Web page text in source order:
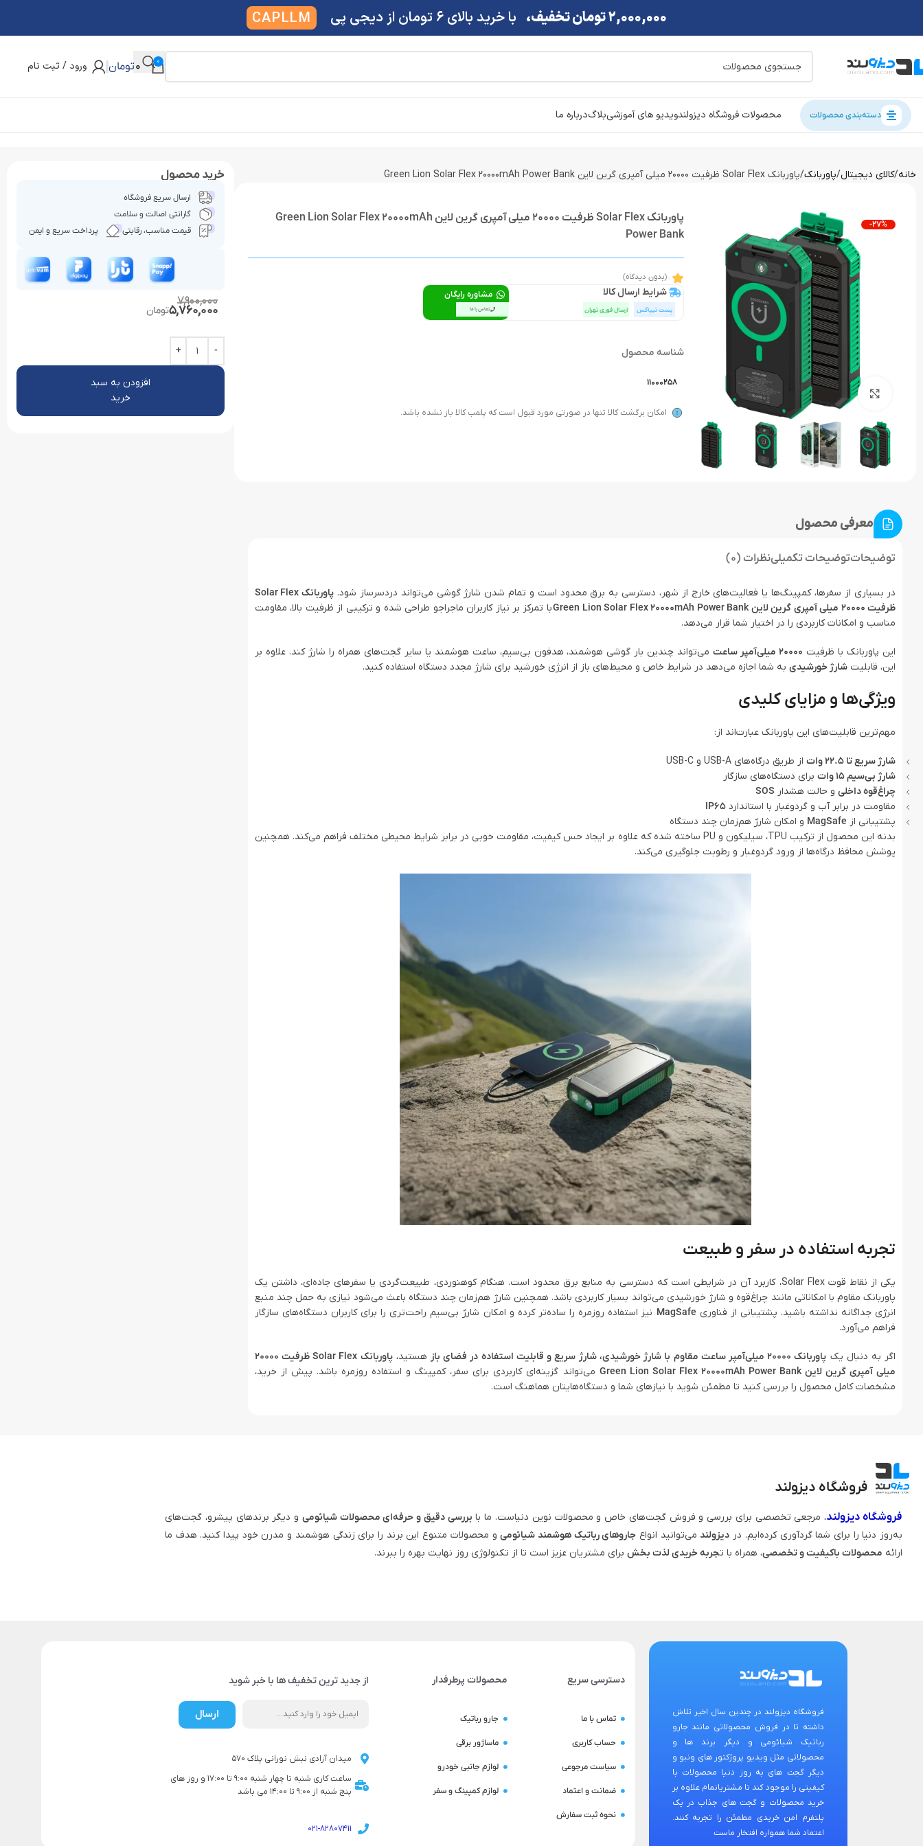
0
0تومان ورود / ثبت نام
دسته‌بندی محصولات محصولات فروشگاه دیزولندویدیو های آموزشیبلاگدرباره ما
خانه کالای دیجیتال پاوربانک پاوربانک Solar Flex ظرفیت 20000 میلی آمپری گرین لاین Green Lion Solar Flex 20000mAh Power Bank
-27%
بزرگنمایی تصویر
پاوربانک Solar Flex ظرفیت 20000 میلی آمپری گرین لاین Green Lion Solar Flex 20000mAh
Power Bank
(بدون دیدگاه)
شرایط ارسال کالا
پست تیپاکس ارسال فوری تهران
مشاوره رایگان
تماس با ما
شناسه محصول
11000258
امکان برگشت کالا تنها در صورتی مورد قبول است که پلمب کالا باز نشده باشد.
معرفی محصول
توضیحاتتوضیحات تکمیلینظرات (0)
در بسیاری از سفرها، کمپینگ‌ها یا فعالیت‌های خارج از شهر، دسترسی به برق محدود است و تمام شدن شارژ گوشی می‌تواند دردسرساز شود.
پاوربانک Solar Flex
ظرفیت 20000 میلی آمپری گرین لاین Green Lion Solar Flex 20000mAh Power Bank
با تمرکز بر نیاز کاربران ماجراجو طراحی شده و ترکیبی از ظرفیت بالا، مقاومت
مناسب و امکانات کاربردی را در اختیار شما قرار می‌دهد.
این پاوربانک با ظرفیت 20000 میلی‌آمپر ساعت
می‌تواند چندین بار گوشی هوشمند، هدفون بی‌سیم، ساعت هوشمند یا سایر گجت‌های همراه را شارژ کند. علاوه بر
این، قابلیت شارژ خورشیدیبه شما اجازه می‌دهد در شرایط خاص و محیط‌های باز از انرژی خورشید برای شارژ مجدد دستگاه استفاده کنید.
ویژگی‌ها و مزایای کلیدی
مهم‌ترین قابلیت‌های این پاوربانک عبارت‌اند از:
شارژ سریع تا 22.5 وات
از طریق درگاه‌های USB-A و USB-C
شارژ بی‌سیم 15 وات
برای دستگاه‌های سازگار
چراغ‌قوه داخلیو حالت هشدار SOS
مقاومت در برابر آب و گردوغبار با استاندارد IP65
پشتیبانی از MagSafe و امکان شارژ هم‌زمان چند دستگاه
بدنه این محصول از ترکیب TPU، سیلیکون و PU ساخته شده که علاوه بر ایجاد حس کیفیت، مقاومت خوبی در برابر شرایط محیطی مختلف فراهم می‌کند. همچنین
پوشش محافظ درگاه‌ها از ورود گردوغبار و رطوبت جلوگیری می‌کند.
تجربه استفاده در سفر و طبیعت
یکی از نقاط قوت Solar Flex، کاربرد آن در شرایطی است که دسترسی به منابع برق محدود است. هنگام کوهنوردی، طبیعت‌گردی یا سفرهای جاده‌ای، داشتن یک
پاوربانک مقاوم با امکاناتی مانند چراغ‌قوه و شارژ خورشیدی می‌تواند بسیار کاربردی باشد. همچنین شارژ هم‌زمان چند دستگاه باعث می‌شود نیازی به حمل چند منبع
انرژی جداگانه نداشته باشید. پشتیبانی از فناوری MagSafe نیز استفاده روزمره را ساده‌تر کرده و امکان شارژ بی‌سیم راحت‌تری را برای کاربران دستگاه‌های سازگار
فراهم می‌آورد.
اگر به دنبال یک پاوربانک 20000 میلی‌آمپر ساعت مقاوم با شارژ خورشیدی، شارژ سریع و قابلیت استفاده در فضای باز هستید،
پاوربانک Solar Flex ظرفیت 20000
میلی آمپری گرین لاین Green Lion Solar Flex 20000mAh Power Bank
می‌تواند گزینه‌ای کاربردی برای سفر، کمپینگ و استفاده روزمره باشد. پیش از خرید،
مشخصات کامل محصول را بررسی کنید تا مطمئن شوید با نیازهای شما و دستگاه‌هایتان هماهنگ است.
خرید محصول
ارسال سریع فروشگاه
گارانتی اصالت و سلامت
قیمت مناسب، رقابتی
پرداخت سریع و ایمن
7,900,000
5,760,000تومان
افزودن به سبد
خرید
فروشگاه دیزولند
فروشگاه دیزولند، مرجعی تخصصی برای بررسی و فروش گجت‌های خاص و محصولات نوین دنیاست. ما با بررسی دقیق و حرفه‌ای محصولات شیائومی و دیگر برندهای پیشرو، گجت‌های
به‌روز دنیا را برای شما گردآوری کرده‌ایم. در دیزولند می‌توانید انواع جاروهای رباتیک هوشمند شیائومیو محصولات متنوع این برند را برای زندگی هوشمند و مدرن خود پیدا کنید. هدف ما
ارائه محصولات باکیفیت و تخصصی، همراه با تجربه خریدی لذت‌ بخش برای مشتریان عزیز است تا از تکنولوژی روز نهایت بهره را ببرند.
فروشگاه دیزولند در چندین سال اخیر تلاش
داشته تا در فروش محصولاتی مانند جارو
رباتیک شیائومی و دیگر برند ها و
محصولاتی مثل ویدیو پروژکتور های ونبو و
دیگر گجت های به روز دنیا محصولات با
کیفیتی را موجود کند تا مشتریانمام علاوه بر
خرید محصولات و گجت های جذاب در یک
پلتفرم امن خریدی مطمئن را تجربه کنند.
اعتماد شما همواره افتخار ماست
دسترسی سریع
تماس با ما
حساب کاربری
سیاست مرجوعی
ضمانت و اعتماد
نحوه ثبت سفارش
محصولات پرطرفدار
جارو رباتیک
ماساژور برقی
لوازم جانبی خودرو
لوازم کمپینگ و سفر
از جدید ترین تخفیف ها با خبر شوید
ارسال
میدان آزادی نبش نورانی پلاک 570
ساعت کاری شنبه تا چهار شنبه 9:00 تا 17:00 و روز های
پنج شنبه از 9:00 تا 14:00 می باشد
021-82807411
2,000,000 تومان تخفیف، با خرید بالای 6 تومان از دیجی پی CAPLLM